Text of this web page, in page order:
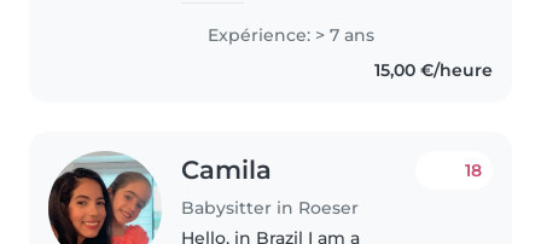
Jahren Erfahrung in der
Kinderbetreuung, speziell mit
Babys, Kleinkindern und
Expérience: > 7 ans
15,00 €/heure
Camila
Babysitter in Roeser
18
Hello, in Brazil I am a